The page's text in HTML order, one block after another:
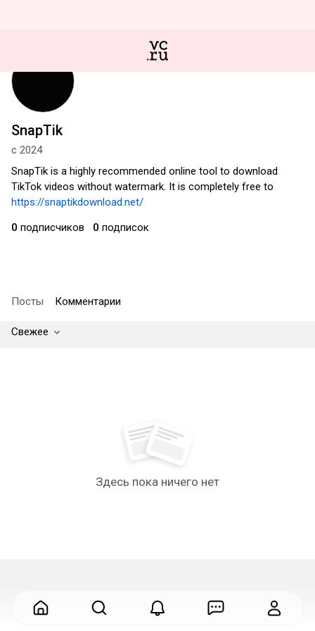
SnapTik
с 2024
SnapTik is a highly recommended online tool to download
TikTok videos without watermark. It is completely free to
https://snaptikdownload.net/
0 подписчиков 0 подписок
Посты Комментарии
Свежее
Здесь пока ничего нет